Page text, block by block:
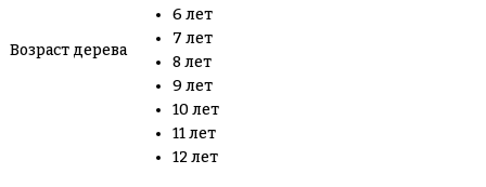
Возраст дерева
6 лет
7 лет
8 лет
9 лет
10 лет
11 лет
12 лет